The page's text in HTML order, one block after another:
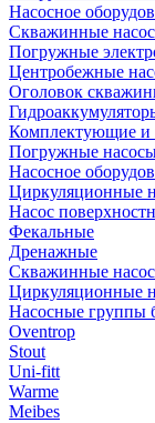
Насосное
Скважинные
Погружные
Центробежные
Оголовок
Комплектующие и
Погружные
Насосное
Циркуляционные
Насос
Фекальные
Дренажные
Скважинные
Циркуляционные
Насосные группы
Oventrop
Stout
Uni-fitt
Warme
Meibes